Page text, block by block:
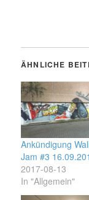
ÄHNLICHE
Ankündigung
Jam #3
2017-08-13
In "Allgemein"